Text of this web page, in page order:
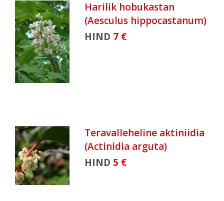
Harilik hobukastan
(Aesculus hippocastanum)
HIND 7 €
Teravalleheline aktiniidia
(Actinidia arguta)
HIND 5 €